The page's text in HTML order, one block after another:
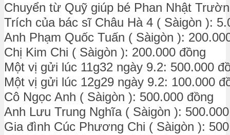
Chuyển từ Quỹ giúp bé Phan Nhật
Trích của bác sĩ Châu Hà 4 ( Sàigòn ):
Anh Phạm Quốc Tuấn ( Sàigòn ):
Chị Kim Chi ( Sàigòn ): 200.000 đồng
Một vị gửi lúc 11g32 ngày 9.2: 500.000
Một vị gửi lúc 12g29 ngày 9.2: 100.000
Cô Ngọc Anh ( Sàigòn ): 500.000 đồng
Anh Lưu Trung Nghĩa ( Sàigòn ):
Gia đình Cúc Phương Chi ( Sàigòn ):